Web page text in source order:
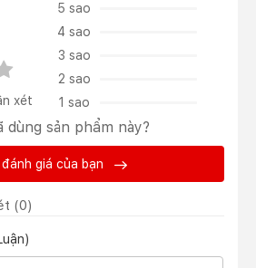
xét
5 sao
4 sao
3 sao
2 sao
1 sao
dùng sản phẩm này?
giá của bạn
(0)